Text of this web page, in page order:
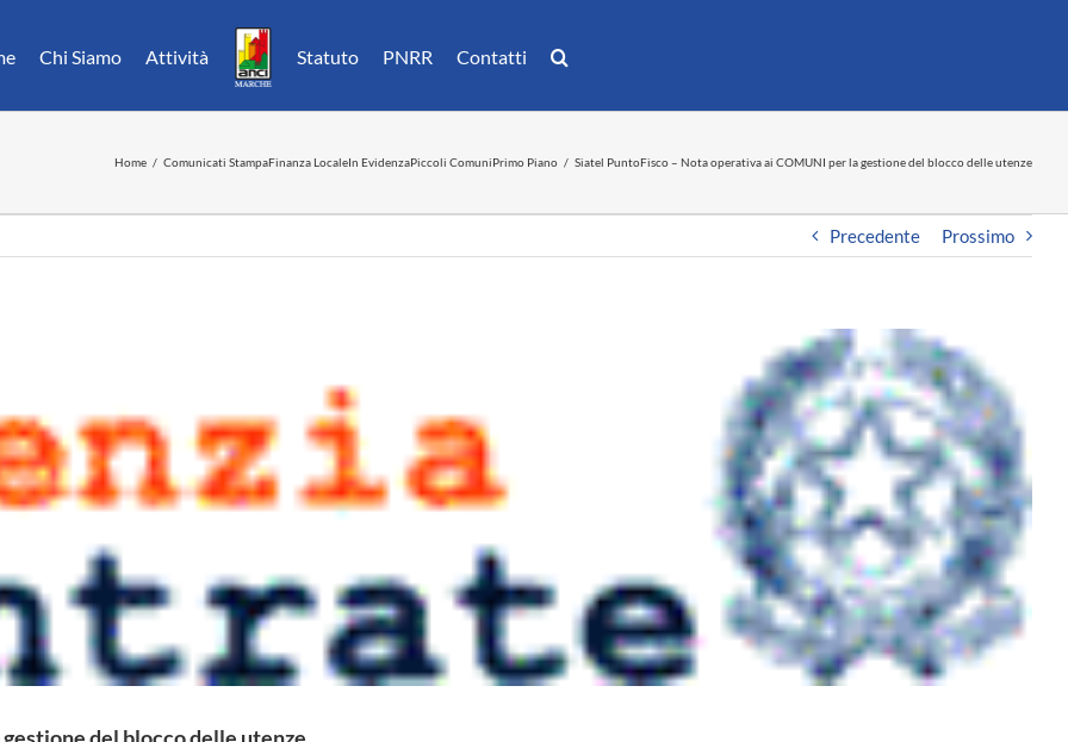
Chi Siamo Attività Statuto PNRR Contatti
Home Comunicati StampaFinanza LocaleIn EvidenzaPiccoli ComuniPrimo Piano Siatel PuntoFisco – Nota operativa ai COMUNI per la gestione del blocco delle utenze
Precedente Prossimo